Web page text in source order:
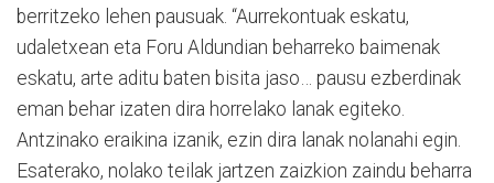
berritzeko lehen pausuak. “Aurrekontuak eskatu,
udaletxean eta Foru Aldundian beharreko baimenak
eskatu, arte aditu baten bisita jaso… pausu ezberdinak
eman behar izaten dira horrelako lanak egiteko.
Antzinako eraikina izanik, ezin dira lanak nolanahi egin.
Esaterako, nolako teilak jartzen zaizkion zaindu beharra